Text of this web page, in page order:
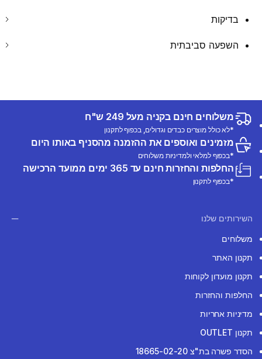
בדיקות
השפעה סביבתית
משלוחים חינם בקניה מעל 249 ש"ח
*לא כולל מוצרים כבדים וגדולים, בכפוף לתקנון
מזמינים ואוספים את ההזמנה מהסניף באותו היום
*בכפוף למלאי ולמדיניות משלוחים
החלפות והחזרות חינם עד 365 ימים ממועד הרכישה
*בכפוף לתקנון
השירותים שלנו
משלוחים
תקנון האתר
תקנון מועדון לקוחות
החלפות והחזרות
מדיניות אחריות
תקנון OUTLET
הסדר פשרה בת"צ 18665-02-20